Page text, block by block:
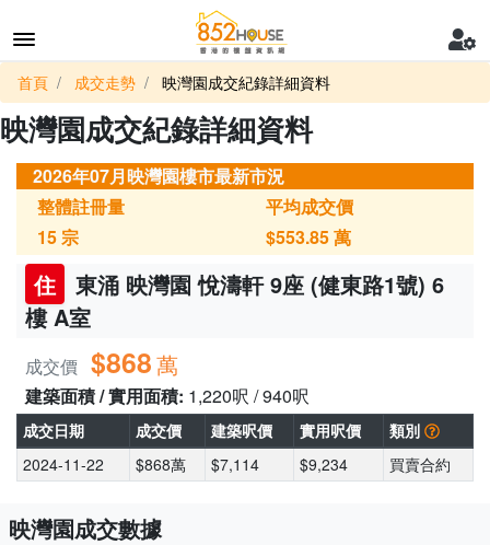
首頁 成交走勢 映灣園成交紀錄詳細資料
映灣園成交紀錄詳細資料
2026年07月映灣園樓市最新市況
整體註冊量
15宗
平均成交價
$553.85萬
住
東涌 映灣園 悅濤軒 9座 (健東路1號) 6
樓 A室
成交價 $868萬
建築面積 / 實用面積: 1,220呎 / 940呎
成交日期 成交價 建築呎價 實用呎價
類別
2024-11-22
$868萬 $7,114 $9,234 買賣合約
映灣園成交數據